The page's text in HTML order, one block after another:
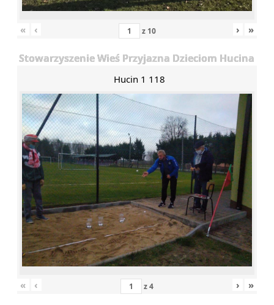
« ‹ z 10 › »
Stowarzyszenie Wieś Przyjazna Dzieciom Hucina
Hucin 1 118
« ‹ z4 › »